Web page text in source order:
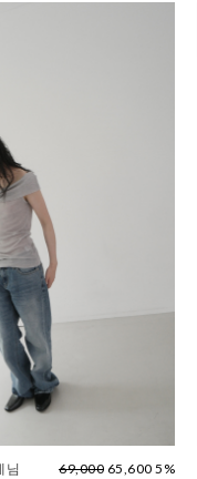
님 69,000 65,600 5%